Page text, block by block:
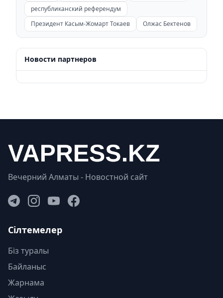
республиканский референдум
Президент Касым-Жомарт Токаев
Олжас Бектенов
Новости партнеров
Вечерний Алматы - Новостной сайт
Сілтемелер
Біз туралы
Байланыс
Жарнама